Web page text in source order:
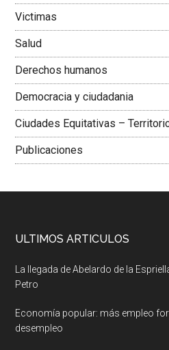
Victimas
Salud
Derechos humanos
Democracia y ciudadania
Ciudades Equitativas –
Publicaciones
ULTIMOS ARTICULOS
La llegada de Abelardo de la
Petro
Economía popular: más empleo
desempleo